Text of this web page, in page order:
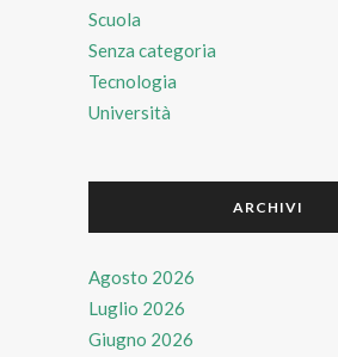
Scuola
Senza categoria
Tecnologia
Università
ARCHIVI
Agosto 2026
Luglio 2026
Giugno 2026